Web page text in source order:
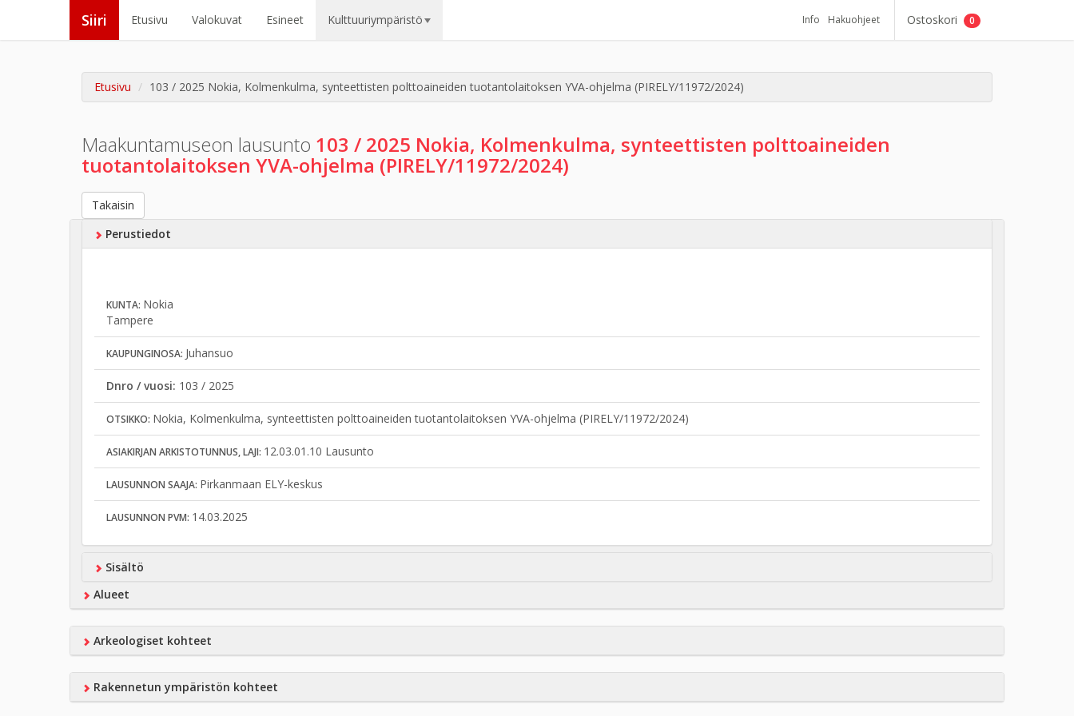
Siiri Etusivu Valokuvat Esineet Kulttuuriympäristö Info Hakuohjeet Ostoskori 0
Etusivu 103 / 2025 Nokia, Kolmenkulma, synteettisten polttoaineiden tuotantolaitoksen YVA-ohjelma (PIRELY/11972/2024)
Maakuntamuseon lausunto 103 / 2025 Nokia, Kolmenkulma, synteettisten polttoaineiden
tuotantolaitoksen YVA-ohjelma (PIRELY/11972/2024)
Takaisin
Perustiedot
KUNTA: Nokia
Tampere
KAUPUNGINOSA: Juhansuo
Dnro / vuosi: 103 / 2025
OTSIKKO: Nokia, Kolmenkulma, synteettisten polttoaineiden tuotantolaitoksen YVA-ohjelma (PIRELY/11972/2024)
ASIAKIRJAN ARKISTOTUNNUS, LAJI: 12.03.01.10 Lausunto
LAUSUNNON SAAJA: Pirkanmaan ELY-keskus
LAUSUNNON PVM: 14.03.2025
Sisältö
Alueet
Arkeologiset kohteet
Rakennetun ympäristön kohteet